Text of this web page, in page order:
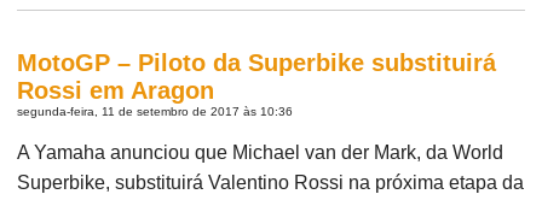
MotoGP – Piloto da Superbike substituirá
Rossi em Aragon
segunda-feira, 11 de setembro de 2017 às 10:36
A Yamaha anunciou que Michael van der Mark, da World
Superbike, substituirá Valentino Rossi na próxima etapa da